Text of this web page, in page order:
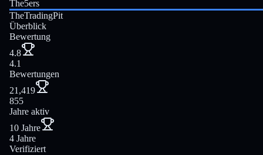
The5ers
TheTradingPit
Überblick
Bewertung
4.8
4.1
Bewertungen
21,419
855
Jahre aktiv
10 Jahre
4 Jahre
Verifiziert